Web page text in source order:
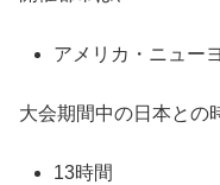
アメリカ・ニュー
大会期間中の日本との
13時間